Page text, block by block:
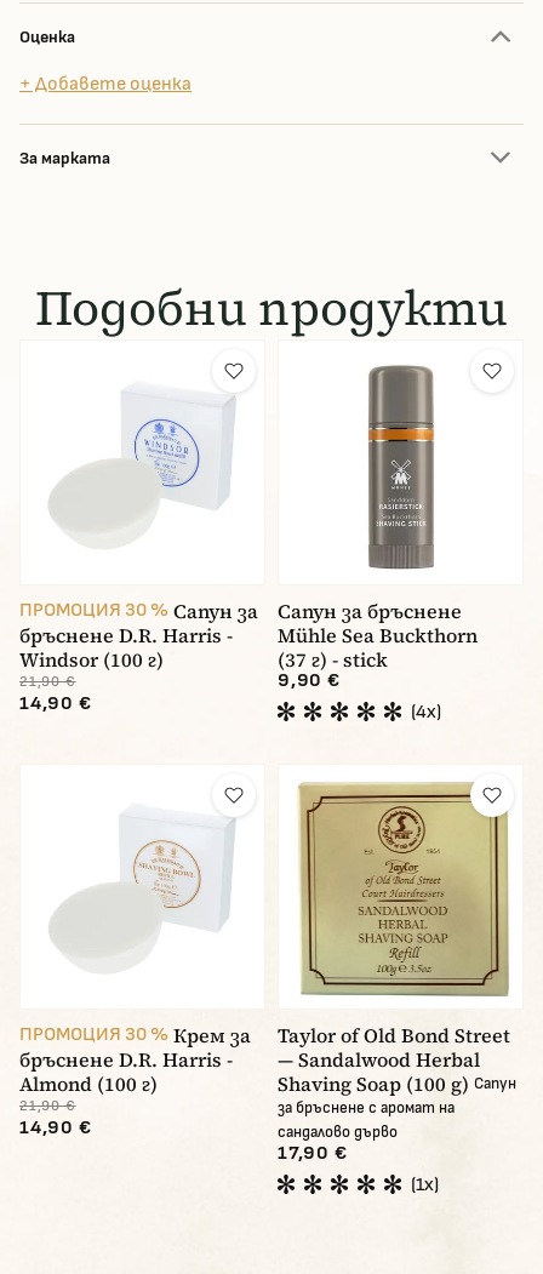
Оценка
+ Добавете оценка
За марката
Подобни продукти
ПРОМОЦИЯ 30 % Сапун за
бръснене D.R. Harris -
Windsor (100 г)
21,90 €
14,90 €
Сапун за бръснене
Mühle Sea Buckthorn
(37 г) - stick
9,90 €
(4x)
ПРОМОЦИЯ 30 % Крем за
бръснене D.R. Harris -
Almond (100 г)
21,90 €
14,90 €
Taylor of Old Bond Street
— Sandalwood Herbal
Shaving Soap (100 g) Сапун
за бръснене с аромат на
сандалово дърво
17,90 €
(1x)